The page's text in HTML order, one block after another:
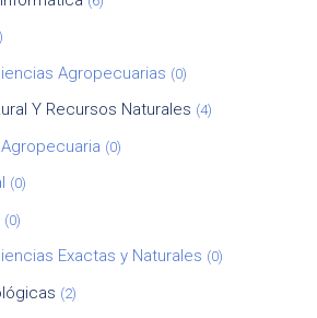
Agropecuarias (0)
Y Recursos Naturales (4)
(0)
(0)
(0)
Exactas y Naturales (0)
(2)